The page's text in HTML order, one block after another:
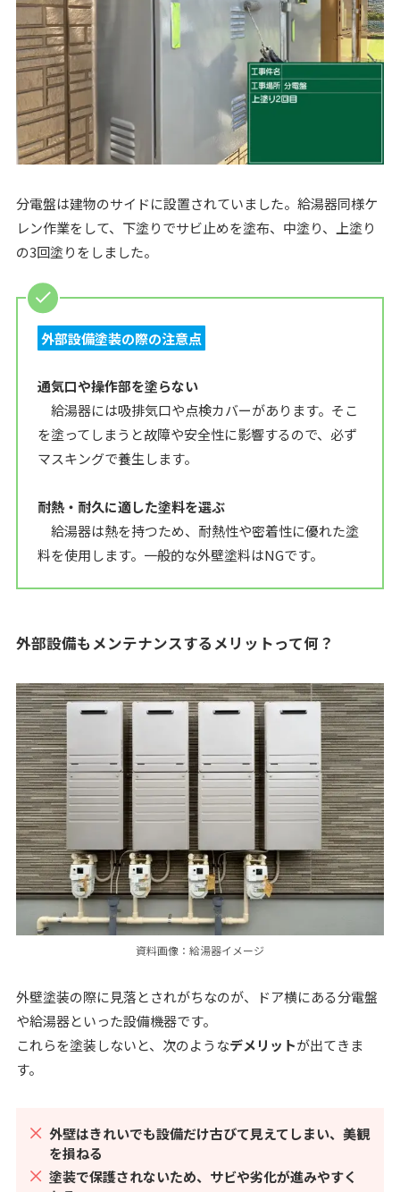
分電盤は建物のサイドに設置されていました。給湯器同様ケ
レン作業をして、下塗りでサビ止めを塗布、中塗り、上塗り
の3回塗りをしました。
外部設備塗装の際の注意点
通気口や操作部を塗らない
給湯器には吸排気口や点検カバーがあります。そこ
を塗ってしまうと故障や安全性に影響するので、必ず
マスキングで養生します。
耐熱・耐久に適した塗料を選ぶ
給湯器は熱を持つため、耐熱性や密着性に優れた塗
料を使用します。一般的な外壁塗料はNGです。
外部設備もメンテナンスするメリットって何？
資料画像：給湯器イメージ
外壁塗装の際に見落とされがちなのが、ドア横にある分電盤
や給湯器といった設備機器です。
これらを塗装しないと、次のようなデメリットが出てきま
す。
外壁はきれいでも設備だけ古びて見えてしまい、美観
を損ねる
塗装で保護されないため、サビや劣化が進みやすく